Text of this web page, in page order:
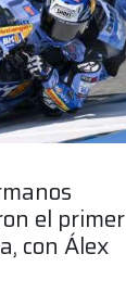
el primer
con Álex